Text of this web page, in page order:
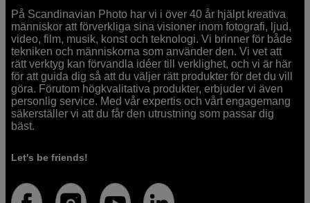
På Scandinavian Photo har vi i över 40 år hjälpt kreativa
människor att förverkliga sina visioner inom fotografi, ljud,
video, film, musik, konst och teknologi. Vi brinner för både
tekniken och människorna som använder den. Vi vet att
rätt verktyg kan förvandla idéer till verklighet, och vi är här
för att guida dig så att du väljer rätt produkter för det du vill
göra. Förutom högkvalitativa produkter, erbjuder vi även
personlig service. Med vår expertis och vårt engagemang
säkerställer vi att du får den utrustning som passar dig
bäst.
Let's be friends!